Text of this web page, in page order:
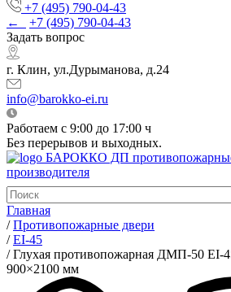
+7 (495) 790-04-43
←
+7 (495) 790-04-43
Задать вопрос
г. Клин, ул.Дурыманова, д.24
info@barokko-ei.ru
Работаем с 9:00 до 17:00 ч
Без перерывов и выходных.
БАРОККО ДП
производителя
Главная
/ Противопожарные двери
/ EI-45
/ Глухая противопожарная ДМП-50 EI-
900×2100 мм